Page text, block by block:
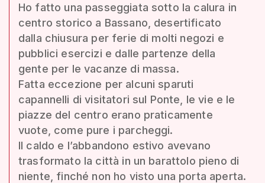
Ho fatto una passeggiata sotto la calura in
centro storico a Bassano, desertificato
dalla chiusura per ferie di molti negozi e
pubblici esercizi e dalle partenze della
gente per le vacanze di massa.
Fatta eccezione per alcuni sparuti
capannelli di visitatori sul Ponte, le vie e le
piazze del centro erano praticamente
vuote, come pure i parcheggi.
Il caldo e l’abbandono estivo avevano
trasformato la città in un barattolo pieno di
niente, finché non ho visto una porta aperta.